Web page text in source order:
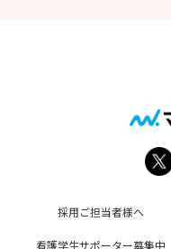
採用ご担当者様へ
看護学生サポーター募集中